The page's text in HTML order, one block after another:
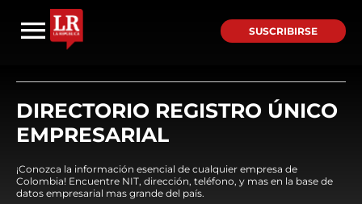
SUSCRIBIRSE
DIRECTORIO REGISTRO ÚNICO
EMPRESARIAL
¡Conozca la información esencial de cualquier empresa de
Colombia! Encuentre NIT, dirección, teléfono, y mas en la base de
datos empresarial mas grande del país.